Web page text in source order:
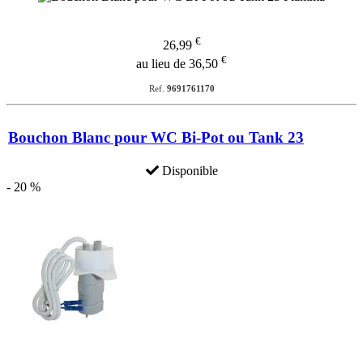
26,99 €
au lieu de 36,50 €
Ref. 9691761170
Bouchon Blanc pour WC Bi-Pot ou Tank 23
Disponible
- 20 %